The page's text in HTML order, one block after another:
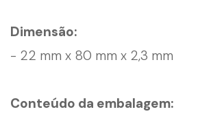
Dimensão:
- 22 mm x 80 mm x 2,3 mm
Conteúdo da embalagem: